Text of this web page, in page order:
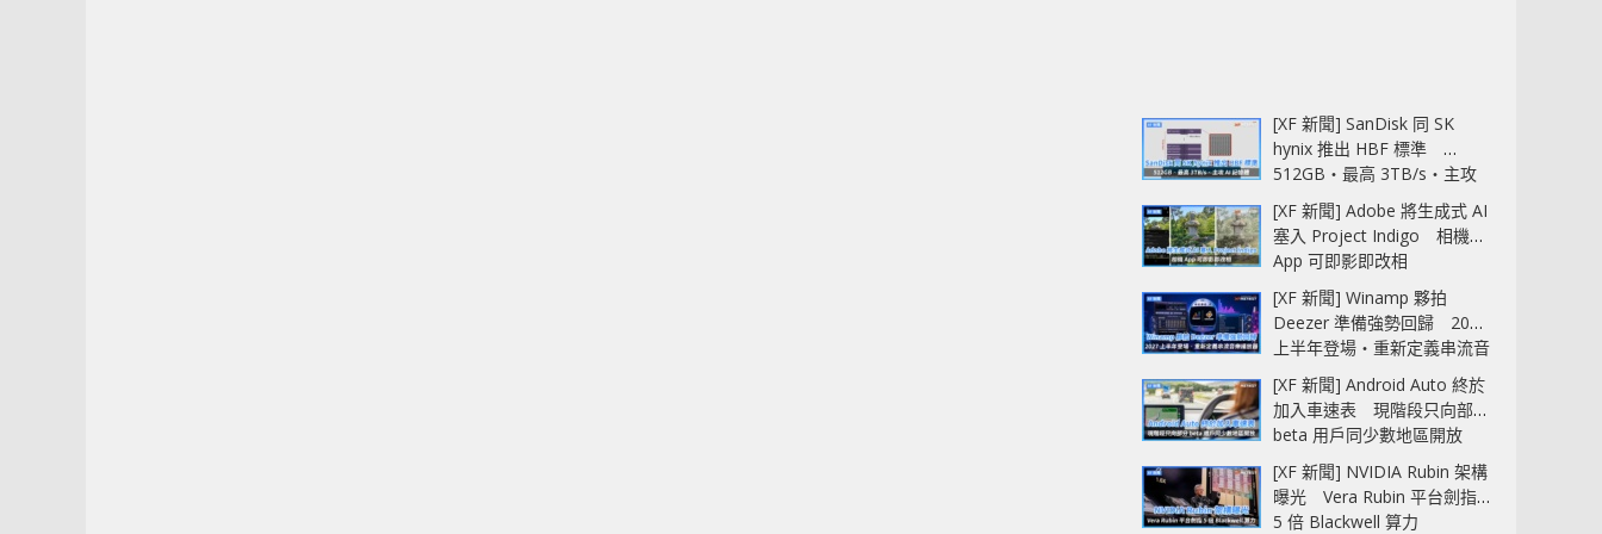
[XF 新聞] SanDisk 同 SK
hynix 推出 HBF 標準
512GB‧最高 3TB/s‧主攻
AI 記憶體
[XF 新聞] Adobe 將生成式 AI
塞入 Project Indigo 相機
App 可即影即改相
[XF 新聞] Winamp 夥拍
Deezer 準備強勢回歸 2027
上半年登場‧重新定義串流音
樂播放器
[XF 新聞] Android Auto 終於
加入車速表 現階段只向部分
beta 用戶同少數地區開放
[XF 新聞] NVIDIA Rubin 架構
曝光 Vera Rubin 平台劍指
5 倍 Blackwell 算力